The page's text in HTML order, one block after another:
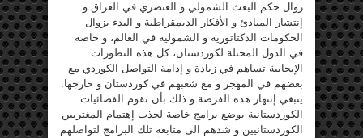
زوال حكم البعث الشمولي و العنصري في العراق و
إنتشار المبادئ و الأفكار الديمقراطية و البدء بزوال
الحكومات الدكتاتورية و الشمولية في العالم، و خاصة
في الدول المحتلة لكوردستان، كل هذه التطورات
الإيجابية تساهم في زيادة و إدامة التواصل الكوردي مع
بعضهم في المهجر و مع شعبهم في كوردستان و خارجها.
ينبغي إنتهاز هذه الفرصة و ذلك بأن تقوم الفضائيات
الكوردستانية بوضع برامج خاصة لجذب إهتمام المغتربين
الكوردستانيين و شدهم الى متابعة تلك البرامج لتواصلهم